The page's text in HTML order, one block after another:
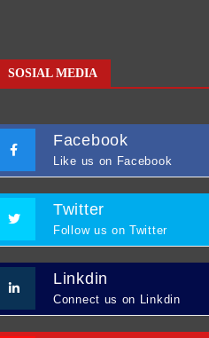
SOSIAL MEDIA
Facebook
Like us on Facebook
Twitter
Follow us on Twitter
Linkdin
Connect us on Linkdin